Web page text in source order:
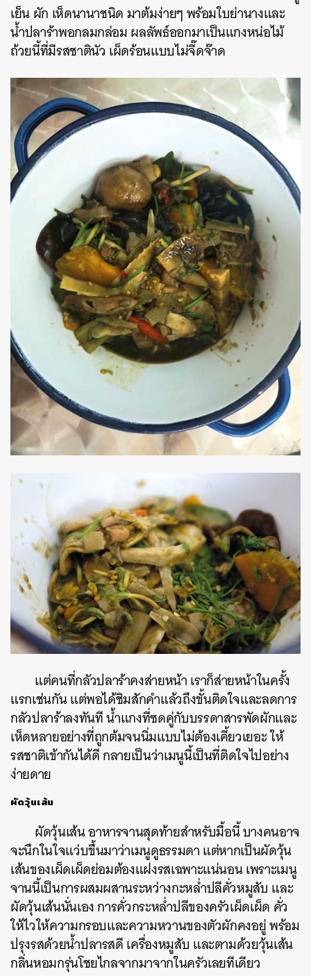
เย็น ผัก เห็ดนานาชนิด มาต้มง่ายๆ พร้อมใบย่านางและ
น้ำปลาร้าพอกลมกล่อม ผลลัพธ์ออกมาเป็นแกงหน่อไม้
ถ้วยนี้ที่มีรสชาตินัว เผ็ดร้อนแบบไม่จี๊ดจ๊าด
แต่คนที่กลัวปลาร้าคงส่ายหน้า เราก็ส่ายหน้าในครั้ง
แรกเช่นกัน แต่พอได้ชิมสักคำแล้วถึงขั้นติดใจและลดการ
กลัวปลาร้าลงทันที น้ำแกงที่ซดคู่กับบรรดาสารพัดผักและ
เห็ดหลายอย่างที่ถูกต้มจนนิ่มแบบไม่ต้องเคี้ยวเยอะ ให้
รสชาติเข้ากันได้ดี กลายเป็นว่าเมนูนี้เป็นที่ติดใจไปอย่าง
ง่ายดาย
ผัดวุ้นเส้น
ผัดวุ้นเส้น อาหารจานสุดท้ายสำหรับมื้อนี้ บางคนอาจ
จะนึกในใจแว่บขึ้นมาว่าเมนูดูธรรมดา แต่หากเป็นผัดวุ้น
เส้นของเผ็ดเผ็ดย่อมต้องแฝงรสเฉพาะแน่นอน เพราะเมนู
จานนี้เป็นการผสมผสานระหว่างกะหล่ำปลีคั่วหมูสับ และ
ผัดวุ้นเส้นนั่นเอง การคั่วกระหล่ำปลีของครัวเผ็ดเผ็ด คั่ว
ให้ไวให้ความกรอบและความหวานของตัวผักคงอยู่ พร้อม
ปรุงรสด้วยน้ำปลารสดี เครื่องหมูสับ และตามด้วยวุ้นเส้น
กลิ่นหอมกรุ่นโชยไกลจากมาจากในครัวเลยทีเดียว